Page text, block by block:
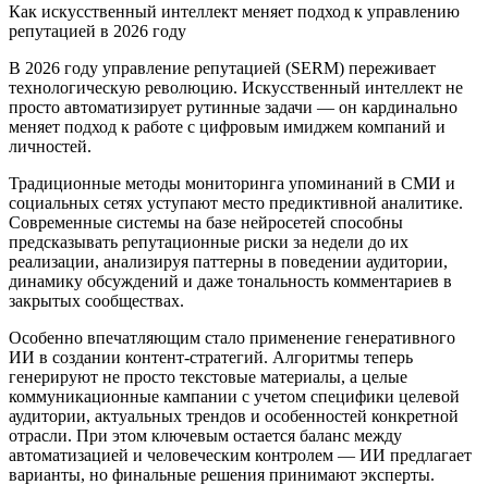
Как искусственный интеллект меняет подход к управлению
репутацией в 2026 году
В 2026 году управление репутацией (SERM) переживает
технологическую революцию. Искусственный интеллект не
просто автоматизирует рутинные задачи — он кардинально
меняет подход к работе с цифровым имиджем компаний и
личностей.
Традиционные методы мониторинга упоминаний в СМИ и
социальных сетях уступают место предиктивной аналитике.
Современные системы на базе нейросетей способны
предсказывать репутационные риски за недели до их
реализации, анализируя паттерны в поведении аудитории,
динамику обсуждений и даже тональность комментариев в
закрытых сообществах.
Особенно впечатляющим стало применение генеративного
ИИ в создании контент-стратегий. Алгоритмы теперь
генерируют не просто текстовые материалы, а целые
коммуникационные кампании с учетом специфики целевой
аудитории, актуальных трендов и особенностей конкретной
отрасли. При этом ключевым остается баланс между
автоматизацией и человеческим контролем — ИИ предлагает
варианты, но финальные решения принимают эксперты.